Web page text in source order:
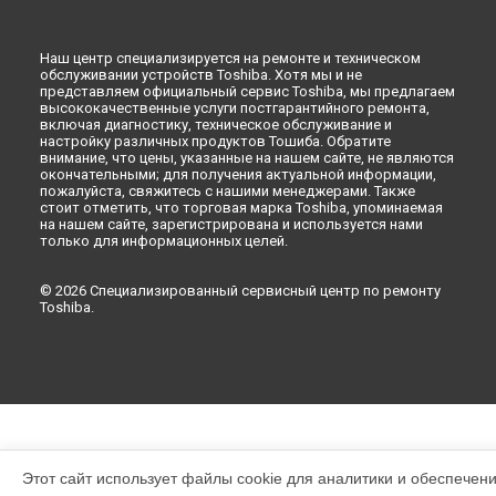
Наш центр специализируется на ремонте и техническом
обслуживании устройств Toshiba. Хотя мы и не
представляем официальный сервис Toshiba, мы предлагаем
высококачественные услуги постгарантийного ремонта,
включая диагностику, техническое обслуживание и
настройку различных продуктов Тошиба. Обратите
внимание, что цены, указанные на нашем сайте, не являются
окончательными; для получения актуальной информации,
пожалуйста, свяжитесь с нашими менеджерами. Также
стоит отметить, что торговая марка Toshiba, упоминаемая
на нашем сайте, зарегистрирована и используется нами
только для информационных целей.
© 2026 Специализированный сервисный центр по ремонту
Toshiba.
Этот сайт использует файлы cookie для аналитики и